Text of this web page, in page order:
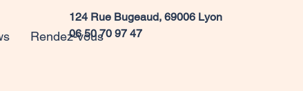
124 Rue Bugeaud, 69006 Lyon
06 50 70 97 47
Rendez-vous